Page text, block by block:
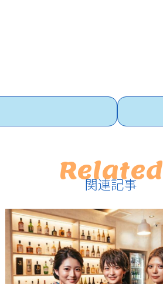
Related
関連記事